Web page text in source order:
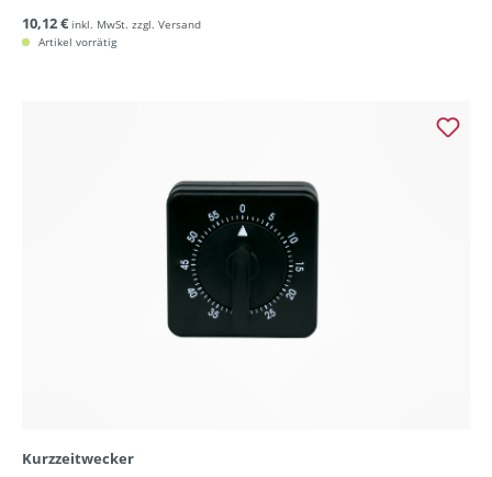
10,12 € inkl. MwSt. zzgl. Versand
Artikel vorrätig
Kurzzeitwecker